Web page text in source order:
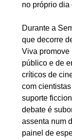
no próprio dia
Durante a
que decorre
Viva promove
público e de
críticos de
com
suporte
debate é
assenta num
painel de